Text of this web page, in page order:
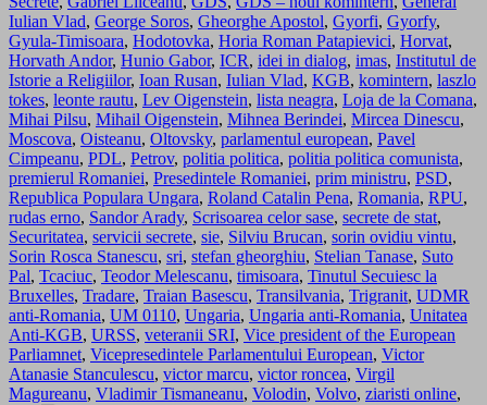
Iulian Vlad, George Soros, Gheorghe Apostol, Gyorfi, Gyorfy,
Gyula-Timisoara, Hodotovka, Horia Roman Patapievici, Horvat,
Horvath Andor, Hunio Gabor, ICR, idei in dialog, imas, Institutul de
Istorie a Religiilor, Ioan Rusan, Iulian Vlad, KGB, komintern, laszlo
tokes, leonte rautu, Lev Oigenstein, lista neagra, Loja de la Comana,
Mihai Pilsu, Mihail Oigenstein, Mihnea Berindei, Mircea Dinescu,
Moscova, Oisteanu, Oltovsky, parlamentul european, Pavel
Cimpeanu, PDL, Petrov, politia politica, politia politica comunista,
premierul Romaniei, Presedintele Romaniei, prim ministru, PSD,
Republica Populara Ungara, Roland Catalin Pena, Romania, RPU,
rudas erno, Sandor Arady, Scrisoarea celor sase, secrete de stat,
Securitatea, servicii secrete, sie, Silviu Brucan, sorin ovidiu vintu,
Sorin Rosca Stanescu, sri, stefan gheorghiu, Stelian Tanase, Suto
Pal, Tcaciuc, Teodor Melescanu, timisoara, Tinutul Secuiesc la
Bruxelles, Tradare, Traian Basescu, Transilvania, Trigranit, UDMR
anti-Romania, UM 0110, Ungaria, Ungaria anti-Romania, Unitatea
Anti-KGB, URSS, veteranii SRI, Vice president of the European
Parliamnet, Vicepresedintele Parlamentului European, Victor
Atanasie Stanculescu, victor marcu, victor roncea, Virgil
Magureanu, Vladimir Tismaneanu, Volodin, Volvo, ziaristi online,